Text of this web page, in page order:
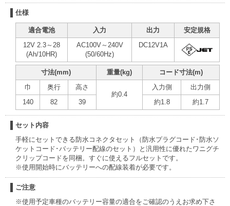
仕様
適合電池 入力 出力
安定規格
12V 2.3～28
(Ah/10HR)
AC100V～240V
(50/60Hz)
DC12V1A
寸法(mm) 重量(kg)
コード寸法(m)
巾
奥行
高さ
約0.4
入力側
出力側
140
82 39 約1.8 約1.7
セット内容
手軽にセットできる防水コネクタセット（防水プラグコード･防水ソ
ケットコード･バッテリー配線のセット）と汎用性に優れたワニグチ
クリップコードを同梱。すぐに使えるフルセットです。
※使用開始時にバッテリーへの配線装着が必要です。
ご注意
※使用予定車種のバッテリー容量の適合をご確認のうえお求め下さ